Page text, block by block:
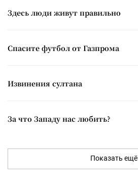
Здесь люди живут правильно
Спасите футбол от Газпрома
Извинения султана
За что Западу нас любить?
Показать ещё